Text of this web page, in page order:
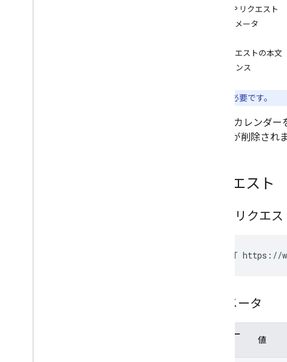
HTTP リクエスト
パラメータ
リクエストの本文
レスポンス
が必要です。
メイン カレンダ
の予定が削除されま
リクエスト
HTTP リクエス
POST https://
パラメータ
パラメー
値